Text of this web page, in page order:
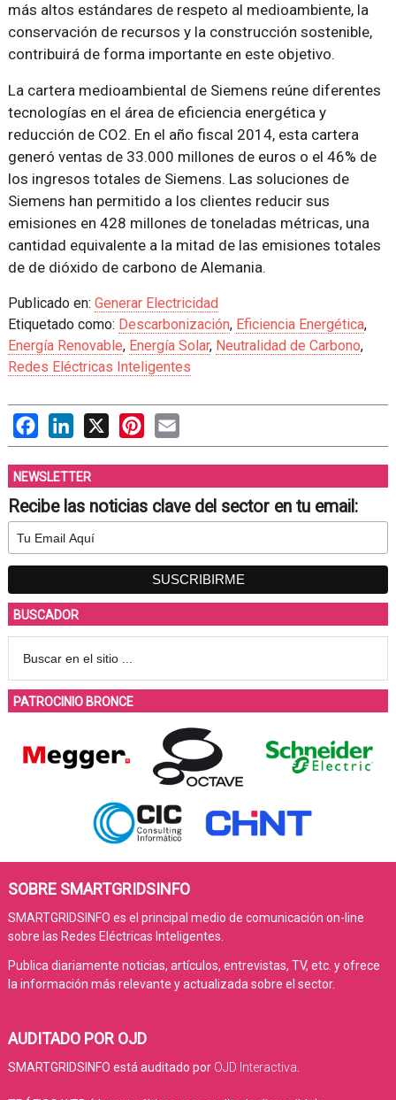
más altos estándares de respeto al medioambiente, la
conservación de recursos y la construcción sostenible,
contribuirá de forma importante en este objetivo.
La cartera medioambiental de Siemens reúne diferentes
tecnologías en el área de eficiencia energética y
reducción de CO2. En el año fiscal 2014, esta cartera
generó ventas de 33.000 millones de euros o el 46% de
los ingresos totales de Siemens. Las soluciones de
Siemens han permitido a los clientes reducir sus
emisiones en 428 millones de toneladas métricas, una
cantidad equivalente a la mitad de las emisiones totales
de de dióxido de carbono de Alemania.
Publicado en: Generar Electricidad
Etiquetado como: Descarbonización, Eficiencia Energética,
Energía Renovable, Energía Solar, Neutralidad de Carbono,
Redes Eléctricas Inteligentes
FacebookLinkedIn
X PinterestEmail
NEWSLETTER
Recibe las noticias clave del sector en tu email:
BUSCADOR
PATROCINIO BRONCE
SOBRE SMARTGRIDSINFO
SMARTGRIDSINFO es el principal medio de comunicación on-line
sobre las Redes Eléctricas Inteligentes.
Publica diariamente noticias, artículos, entrevistas, TV, etc. y ofrece
la información más relevante y actualizada sobre el sector.
AUDITADO POR OJD
SMARTGRIDSINFO está auditado por OJD Interactiva